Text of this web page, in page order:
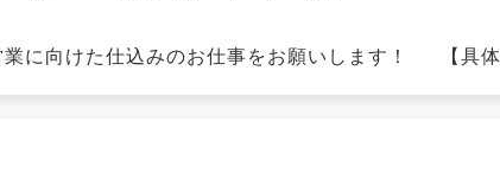
業に向けた仕込みのお仕事をお願いします！ 【具